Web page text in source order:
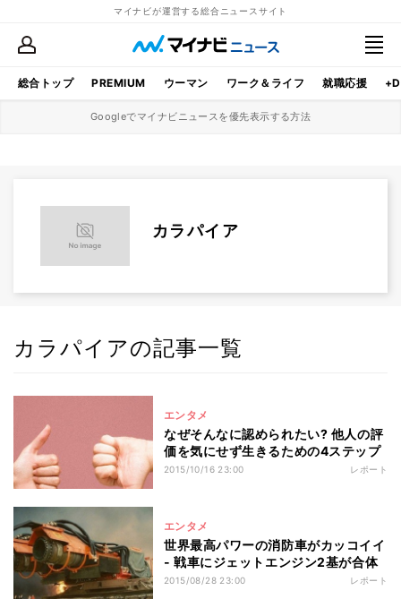
マイナビが運営する総合ニュースサイト
総合トップ PREMIUM ウーマン ワーク＆ライフ 就職応援
Googleでマイナビニュースを優先表示する方法
カラパイア
カラパイアの記事一覧
エンタメ
なぜそんなに認められたい? 他人の評
価を気にせず生きるための4ステップ
2015/10/16 23:00 レポート
エンタメ
世界最高パワーの消防車がカッコイイ
- 戦車にジェットエンジン2基が合体
2015/08/28 23:00 レポート